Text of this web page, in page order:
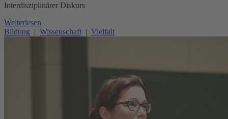
Interdisziplinärer Diskurs
Weiterlesen
Bildung | Wissenschaft | Vielfalt